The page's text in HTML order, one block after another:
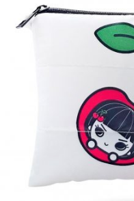
Log in
คลิกที่นี่เพื่อสมัครสมาชิก
รวมถึงจุดประสงค์อื่นๆ ตาม